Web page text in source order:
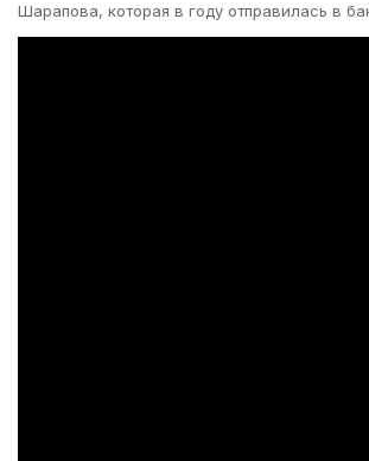
Шарапова, которая в году отправилась в